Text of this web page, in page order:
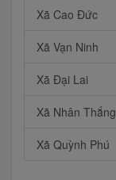
Xã Cao Đức
Xã Vạn Ninh
Xã Đại Lai
Xã Nhân Thắng
Xã Quỳnh Phú